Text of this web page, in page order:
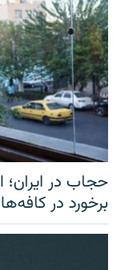
حجاب در ایران؛
برخورد در کافه‌ها